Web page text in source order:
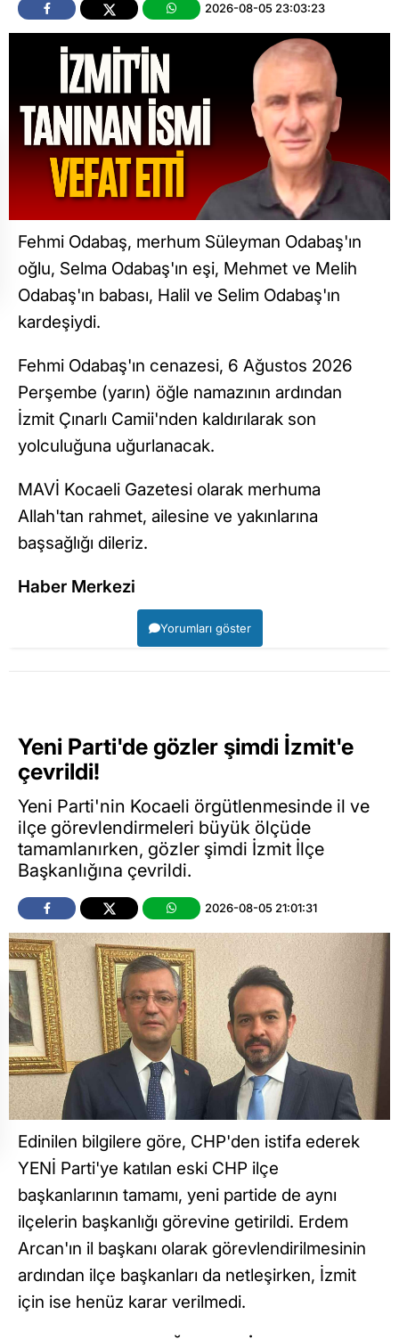
2026-08-05 23:03:23
Fehmi Odabaş, merhum Süleyman Odabaş'ın
oğlu, Selma Odabaş'ın eşi, Mehmet ve Melih
Odabaş'ın babası, Halil ve Selim Odabaş'ın
kardeşiydi.
Fehmi Odabaş'ın cenazesi, 6 Ağustos 2026
Perşembe (yarın) öğle namazının ardından
İzmit Çınarlı Camii'nden kaldırılarak son
yolculuğuna uğurlanacak.
MAVİ Kocaeli Gazetesi olarak merhuma
Allah'tan rahmet, ailesine ve yakınlarına
başsağlığı dileriz.
Haber Merkezi
Yorumları göster
Yeni Parti'de gözler şimdi İzmit'e
çevrildi!
Yeni Parti'nin Kocaeli örgütlenmesinde il ve
ilçe görevlendirmeleri büyük ölçüde
tamamlanırken, gözler şimdi İzmit İlçe
Başkanlığına çevrildi.
2026-08-05 21:01:31
Edinilen bilgilere göre, CHP'den istifa ederek
YENİ Parti'ye katılan eski CHP ilçe
başkanlarının tamamı, yeni partide de aynı
ilçelerin başkanlığı görevine getirildi. Erdem
Arcan'ın il başkanı olarak görevlendirilmesinin
ardından ilçe başkanları da netleşirken, İzmit
için ise henüz karar verilmedi.